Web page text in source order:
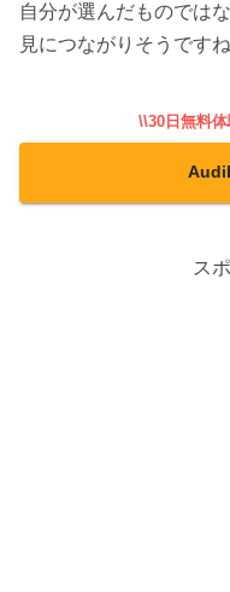
自分が選んだものでは
見につながりそうですね
\\30日無料
ス